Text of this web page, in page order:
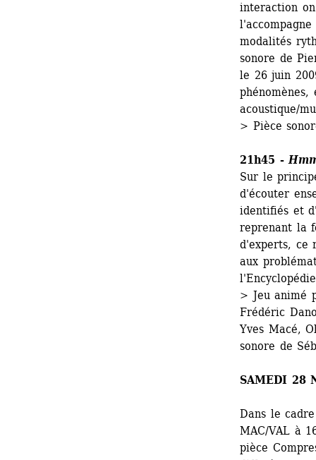
interaction
modalités
sonore de
le 26 juin
acoustique/
> Pièce
21h45 -
Sur le
d'écouter
identifiés et
reprenant la
d'experts, ce
aux
> Jeu animé
Frédéric
Yves Macé,
sonore de
SAMEDI 28
Dans le
MAC/VAL à
pièce